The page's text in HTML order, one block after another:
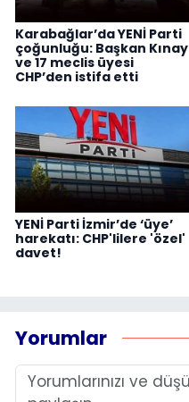
Karabağlar’da YENİ Parti
çoğunluğu: Başkan Kınay
ve 17 meclis üyesi
CHP’den istifa etti
YENİ Parti İzmir’de ‘üye’
harekatı: CHP'lilere 'özel'
davet!
Yorumlar